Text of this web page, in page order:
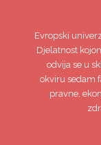
Evropski
Djelatnost
odvija se u
okviru sedam
pravne,